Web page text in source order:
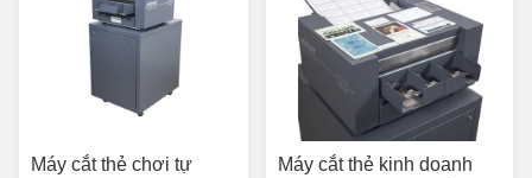
Máy cắt thẻ chơi tự
Máy cắt thẻ kinh doanh